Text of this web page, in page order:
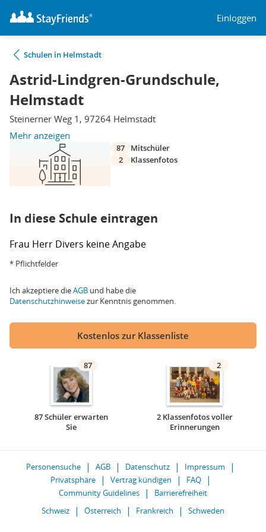
Einloggen
Schulen in Helmstadt
Astrid-Lindgren-Grundschule,
Helmstadt
Steinerner Weg 1, 97264 Helmstadt
Mehr anzeigen
87
Mitschüler
2
Klassenfotos
In diese Schule eintragen
Frau Herr Divers keine Angabe
* Pflichtfelder
Ich akzeptiere dieAGB und habe die
Datenschutzhinweisezur Kenntnis genommen.
Kostenlos zur Klassenliste
87
87 Schüler erwarten
Sie
2
2 Klassenfotos voller
Erinnerungen
Personensuche AGB Datenschutz
Impressum
Privatsphäre
Vertrag kündigen
FAQ
Community Guidelines
Barrierefreiheit
Schweiz
Österreich Frankreich Schweden